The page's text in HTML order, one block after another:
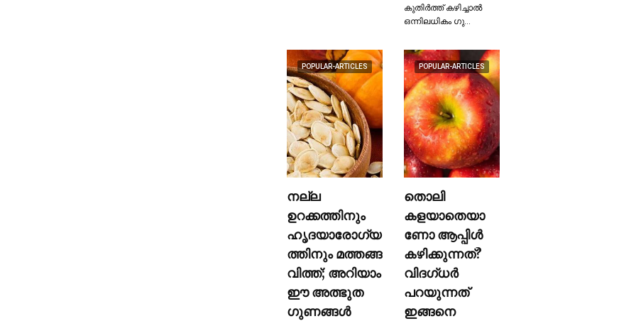
കുതിർത്ത് കഴിച്ചാല്‍
ഒന്നിലധികം ഗു…
POPULAR-ARTICLES
നല്ല
ഉറക്കത്തിനും
ഹൃദയാരോഗ്യ
ത്തിനും മത്തങ്ങ
വിത്ത്; അറിയാം
ഈ അത്ഭുത
ഗുണങ്ങള്‍
POPULAR-ARTICLES
തൊലി
കളയാതെയാ
ണോ ആപ്പിള്‍
കഴിക്കുന്നത്?
വിദഗ്ധര്‍
പറയുന്നത്
ഇങ്ങനെ